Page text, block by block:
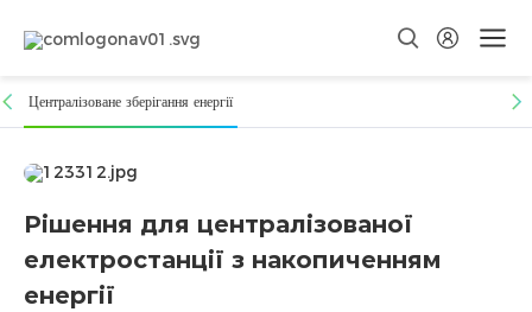
Рішення для централізованих
Проста конструкція, низькі витрати на встановлення, експлуатацію
Централізоване зберігання енергії
Рішення для централізованої
електростанції з накопиченням
енергії